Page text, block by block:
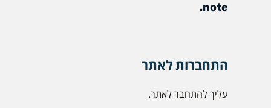
note.
התחברות לאתר
עליך להתחבר לאתר.